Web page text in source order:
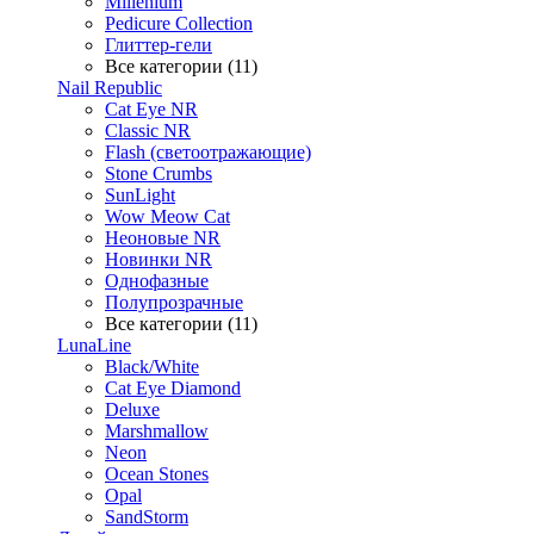
Pedicure Collection
Глиттер-гели
Все категории (11)
Nail Republic
Cat Eye NR
Classic NR
Flash (светоотражающие)
Stone Crumbs
SunLight
Wow Meow Cat
Неоновые NR
Новинки NR
Однофазные
Полупрозрачные
Все категории (11)
LunaLine
Black/White
Cat Eye Diamond
Deluxe
Marshmallow
Neon
Ocean Stones
Opal
SandStorm